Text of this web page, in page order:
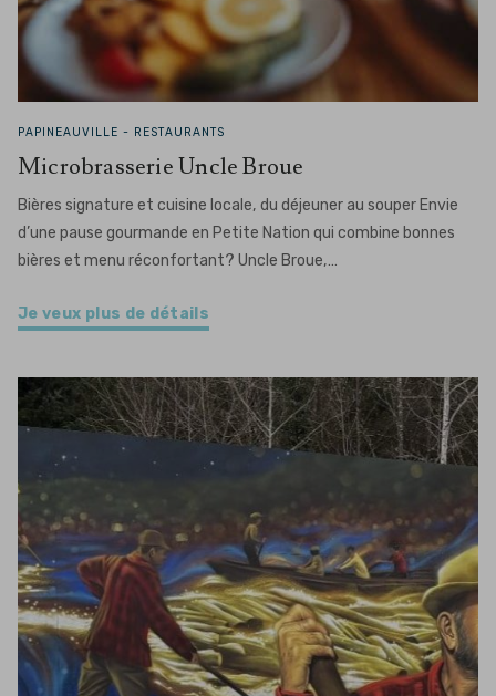
PAPINEAUVILLE - RESTAURANTS
Microbrasserie Uncle Broue
Bières signature et cuisine locale, du déjeuner au souper Envie
d’une pause gourmande en Petite Nation qui combine bonnes
bières et menu réconfortant? Uncle Broue,…
Je veux plus de détails